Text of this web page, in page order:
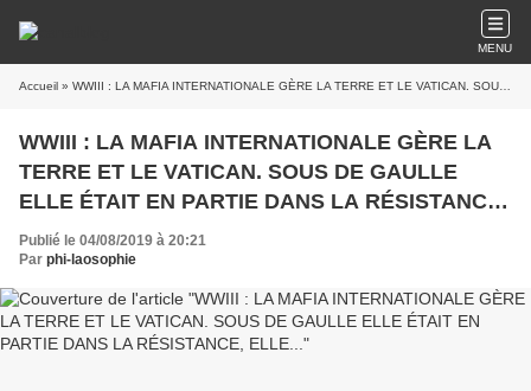
MENU
Accueil » WWIII : LA MAFIA INTERNATIONALE GÈRE LA TERRE ET LE VATICAN. SOUS DE GAULLE ELLE ÉTAIT EN PARTIE DANS LA RÉSISTANCE, ELLE...
WWIII : LA MAFIA INTERNATIONALE GÈRE LA
TERRE ET LE VATICAN. SOUS DE GAULLE
ELLE ÉTAIT EN PARTIE DANS LA RÉSISTANCE,
ELLE...
Publié le 04/08/2019 à 20:21
Par phi-laosophie